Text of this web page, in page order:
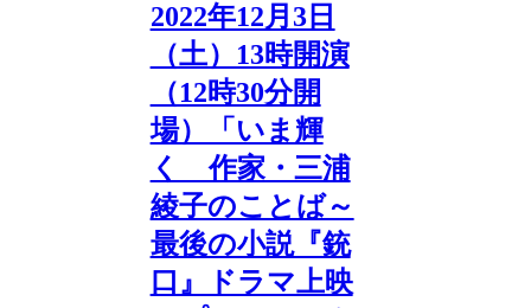
2022年12月3日
（土）13時開演
（12時30分開
場）「いま輝
く 作家・三浦
綾子のことば～
最後の小説『銃
口』ドラマ上映